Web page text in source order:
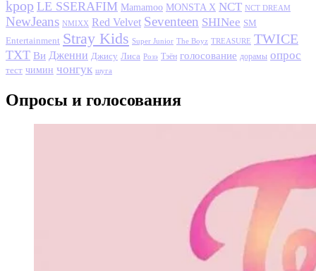
kpop LE SSERAFIM Mamamoo MONSTA X NCT NCT DREAM
NewJeans NMIXX Red Velvet Seventeen SHINee SM
Entertainment Stray Kids Super Junior The Boyz TREASURE TWICE
TXT Ви Дженни Джису Лиса Розэ Тэён голосование дорамы опрос
тест чимин чонгук шуга
Опросы и голосования